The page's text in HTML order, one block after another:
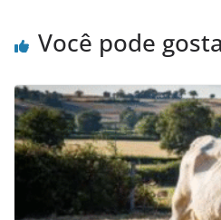
Você pode